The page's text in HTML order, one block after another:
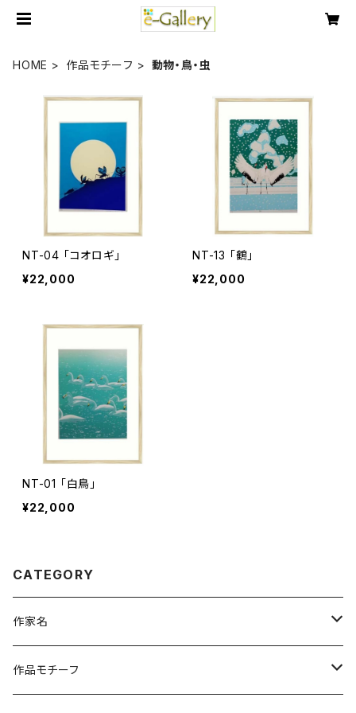
HOME 作品モチーフ 動物・鳥・虫
NT-04 「コオロギ」
¥22,000
NT-13 「鶴」
¥22,000
NT-01 「白鳥」
¥22,000
CATEGORY
作家名
杉山 修 （木版画）
作品モチーフ